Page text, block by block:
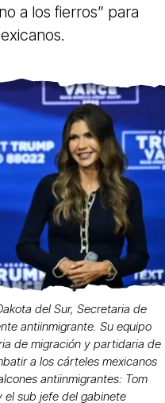
a los fierros” para
del Sur, Secretaria de
antiinmigrante. Su equipo
de migración y partidaria de
a los cárteles mexicanos
antiinmigrantes: Tom
el sub jefe del gabinete